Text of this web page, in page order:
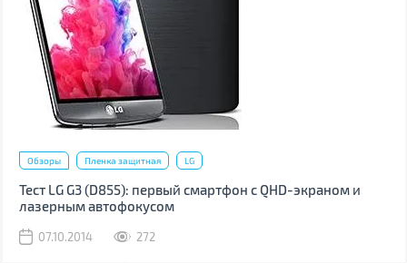
Обзоры Пленка защитная LG
Тест LG G3 (D855): первый смартфон с QHD-экраном и
лазерным автофокусом
07.10.2014 272